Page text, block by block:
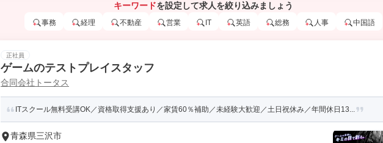
キーワードを設定して求人を絞り込みましょう
事務 経理 不動産 営業 IT 英語 総務 人事 中国語
正社員
ゲームのテストプレイスタッフ
合同会社トータス
ITスクール無料受講OK／資格取得支援あり／家賃60％補助／未経験大歓迎／土日祝休み／年間休日13...
青森県三沢市